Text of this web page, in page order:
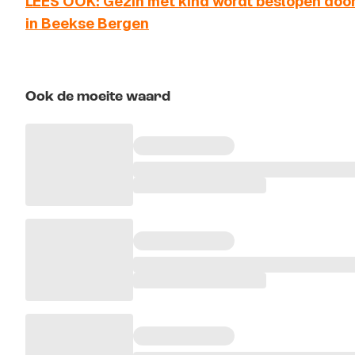
in Beekse Bergen
Ook de moeite waard